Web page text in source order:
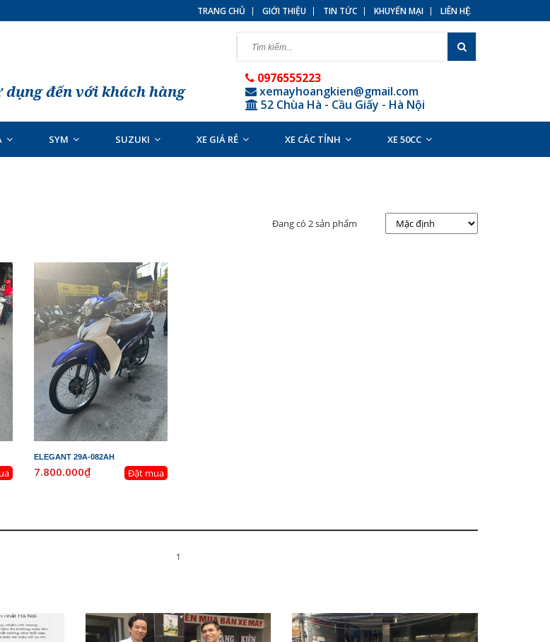
TRANG CHỦ GIỚI THIỆU TIN TỨC KHUYẾN MẠI LIÊN HỆ
đến với khách hàng
0976555223
xemayhoangkien@gmail.com
52 Chùa Hà - Cầu Giấy - Hà Nội
SYM SUZUKI XE GIÁ RẺ XE CÁC TỈNH XE 50CC
Đang có 2 sản phẩm
ELEGANT 29A-082AH
7.800.000₫ Đặt mua
1